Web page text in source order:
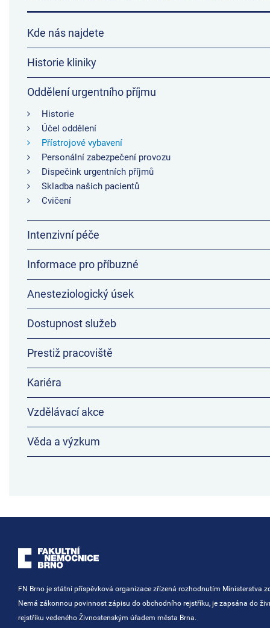
Kde nás najdete
Historie kliniky
Oddělení urgentního příjmu
Historie
Účel oddělení
Přístrojové vybavení
Personální zabezpečení provozu
Dispečink urgentních příjmů
Skladba našich pacientů
Cvičení
Intenzivní péče
Informace pro příbuzné
Anesteziologický úsek
Dostupnost služeb
Prestiž pracoviště
Kariéra
Vzdělávací akce
Věda a výzkum
FN Brno je státní příspěvková organizace zřízená rozhodnutím Ministerstva
Nemá zákonnou povinnost zápisu do obchodního rejstříku, je zapsána do
rejstříku vedeného Živnostenským úřadem města Brna.